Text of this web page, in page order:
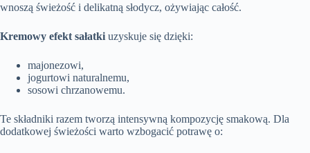
wnoszą świeżość i delikatną słodycz, ożywiając całość.
Kremowy efekt sałatki uzyskuje się dzięki:
majonezowi,
jogurtowi naturalnemu,
sosowi chrzanowemu.
Te składniki razem tworzą intensywną kompozycję smakową. Dla
dodatkowej świeżości warto wzbogacić potrawę o: